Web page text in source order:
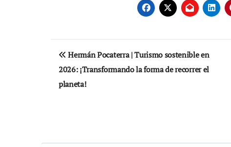
Navegación
de
entradas
Hermán Pocaterra | Turismo sostenible en
2026: ¡Transformando la forma de recorrer el
planeta!